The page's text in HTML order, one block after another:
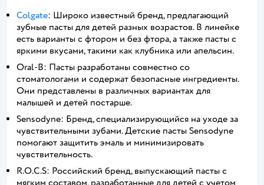
Colgate: Широко известный бренд, предлагающий
зубные пасты для детей разных возрастов. В линейке
есть варианты с фтором и без фтора, а также пасты с
яркими вкусами, такими как клубника или апельсин.
Oral-B: Пасты разработаны совместно со
стоматологами и содержат безопасные ингредиенты.
Они представлены в различных вариантах для
малышей и детей постарше.
Sensodyne: Бренд, специализирующийся на уходе за
чувствительными зубами. Детские пасты Sensodyne
помогают защитить эмаль и минимизировать
чувствительность.
R.O.C.S: Российский бренд, выпускающий пасты с
мягким составом, разработанные для детей с учетом